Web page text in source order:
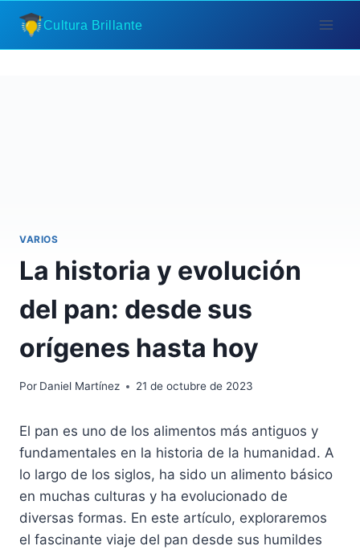
Saltar
contenido
Cultura Brillante
VARIOS
La historia y evolución
del pan: desde sus
orígenes hasta hoy
Por Daniel Martínez 21 de octubre de 2023
El pan es uno de los alimentos más antiguos y
fundamentales en la historia de la humanidad. A
lo largo de los siglos, ha sido un alimento básico
en muchas culturas y ha evolucionado de
diversas formas. En este artículo, exploraremos
el fascinante viaje del pan desde sus humildes